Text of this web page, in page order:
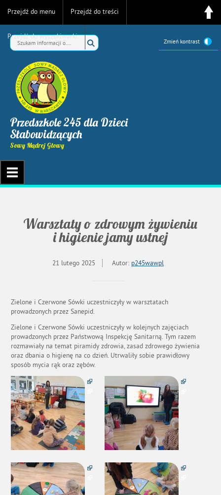
Przejdź do menu Przejdź do treści
Przejdź do wyszukiwarki
Zmień kontrast
Przedszkole 245 dla Dzieci
Słabowidzących
Sowy Mądrej Głowy
Warsztaty o zdrowym żywieniu
i higienie jamy ustnej
21 lutego 2025 Autor: p245wawpl
Zielone i Czerwone Sówki uczestniczyły w warsztatach
prowadzonych przez Sanepid.
Zielone i Czerwone Sówki uczestniczyły w kolejnych zajęciach
prowadzonych przez Państwową Inspekcję Sanitarną. Tym razem
rozmawiały na temat piramidy zdrowia, zasad zdrowego żywienia
oraz dbania o higienę na co dzień. Utrwaliły sobie prawidłowy
sposób mycia rąk oraz zębów.